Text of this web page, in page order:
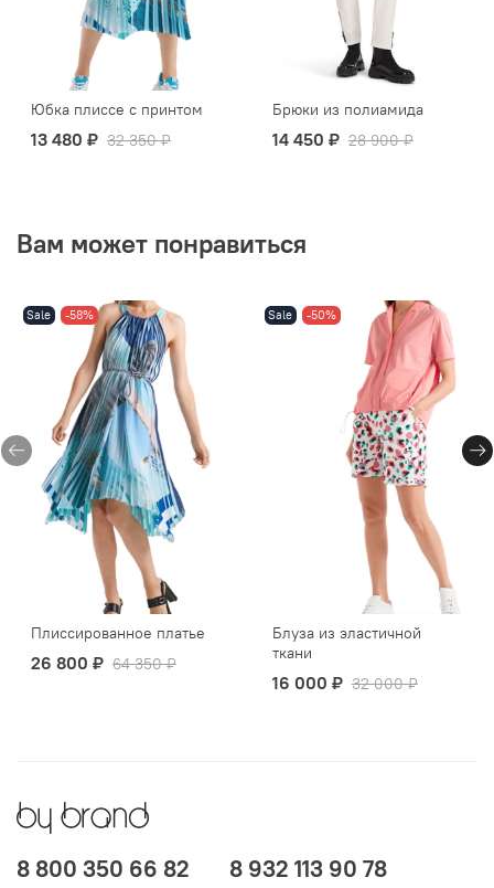
Юбка плиссе с принтом
13 480 ₽ 32 350 ₽
Брюки из полиамида
14 450 ₽ 28 900 ₽
Вам может понравиться
Sale -58%
Плиссированное платье
26 800 ₽ 64 350 ₽
Sale -50%
Блуза из эластичной
ткани
16 000 ₽ 32 000 ₽
8 800 350 66 82 8 932 113 90 78